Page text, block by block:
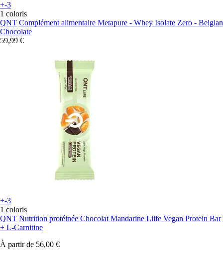
+-3
1 coloris
QNT Complément alimentaire Metapure - Whey Isolate Zero - Belgian
Chocolate
59,99 €
+-3
1 coloris
QNT Nutrition protéinée Chocolat Mandarine Liife Vegan Protein Bar
+ L-Carnitine
À partir de 56,00 €